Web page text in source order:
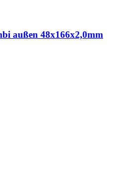
außen 48x166x2,0mm